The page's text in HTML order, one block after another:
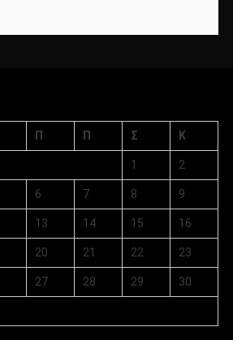
Π Π Σ Κ
1 2
6 7 8 9
13 14 15 16
20 21 22 23
27 28 29 30